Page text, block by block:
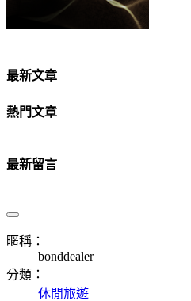
最新文章
熱門文章
最新留言
暱稱：
bonddealer
分類：
休閒旅遊